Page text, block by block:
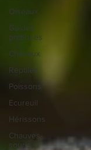
Oiseaux
Guides
pratiques
Chevaux
Reptiles
Poissons
Ecureuil
Hérissons
Chauves-
souris